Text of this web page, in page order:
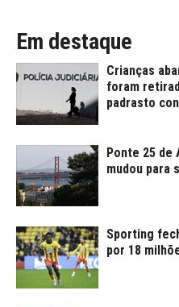
Em destaque
Crianças
foram
padrasto
Ponte 25 de
mudou para
Sporting
por 18